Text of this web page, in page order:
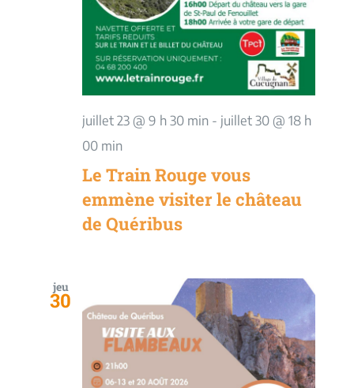
juillet 23 @ 9 h 30 min- juillet 30 @ 18 h
00 min
Le Train Rouge vous
emmène visiter le château
de Quéribus
jeu
30